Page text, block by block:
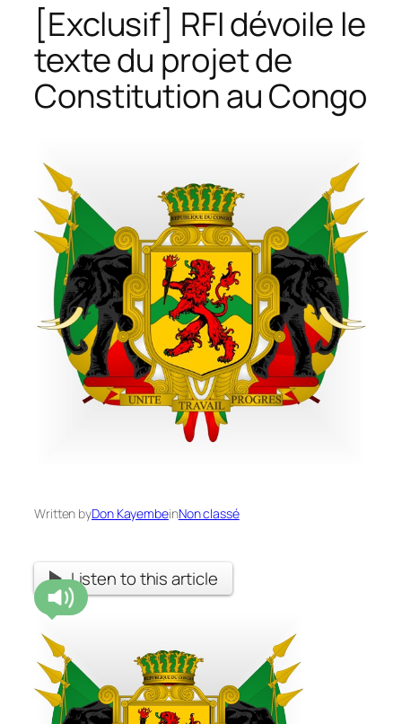
[Exclusif] RFI dévoile le
texte du projet de
Constitution au Congo
Written byDon KayembeinNon classé
Listen to this article